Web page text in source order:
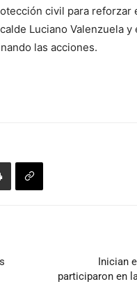
civil para reforzar
Luciano Valenzuela
las acciones.
Inician
participaron en